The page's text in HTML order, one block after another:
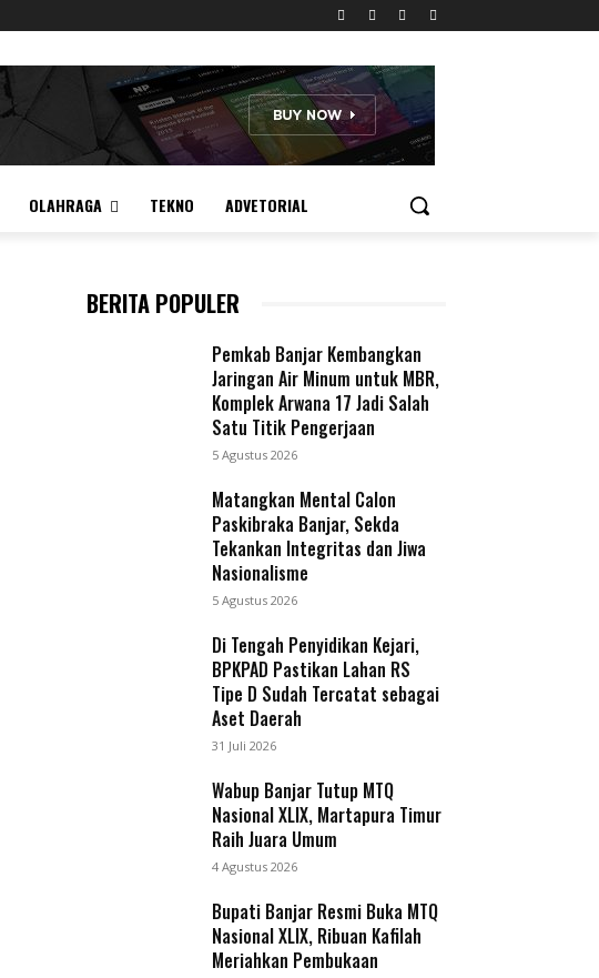
OLAHRAGA TEKNO ADVETORIAL
BERITA POPULER
Pemkab Banjar Kembangkan
Jaringan Air Minum untuk MBR,
Komplek Arwana 17 Jadi Salah
Satu Titik Pengerjaan
5 Agustus 2026
Matangkan Mental Calon
Paskibraka Banjar, Sekda
Tekankan Integritas dan Jiwa
Nasionalisme
5 Agustus 2026
Di Tengah Penyidikan Kejari,
BPKPAD Pastikan Lahan RS
Tipe D Sudah Tercatat sebagai
Aset Daerah
31 Juli 2026
Wabup Banjar Tutup MTQ
Nasional XLIX, Martapura Timur
Raih Juara Umum
4 Agustus 2026
Bupati Banjar Resmi Buka MTQ
Nasional XLIX, Ribuan Kafilah
Meriahkan Pembukaan